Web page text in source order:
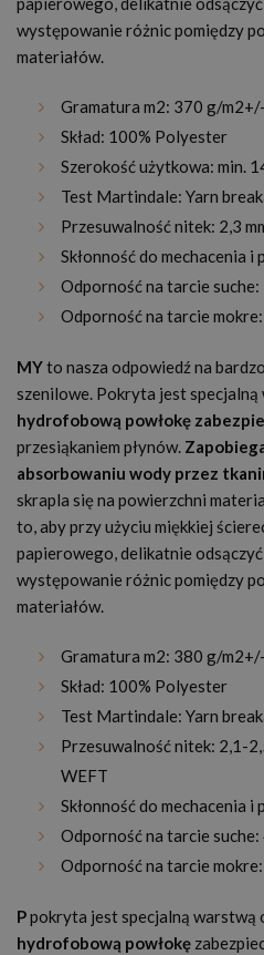
występowanie różnic pomiędzy
materiałów.
Gramatura m2: 370 g/m2
Skład: 100% Polyester
Szerokość użytkowa: min.
Test Martindale: Yarn
Przesuwalność nitek: 2,3
Skłonność do mechacenia i
Odporność na tarcie suche:
Odporność na tarcie
MYto nasza odpowiedź na
szenilowe. Pokryta jest
hydrofobową powłokę
przesiąkaniem płynów.
absorbowaniu wody przez
skrapla się na powierzchni
to, aby przy użyciu miękkiej
papierowego, delikatnie
występowanie różnic pomiędzy
materiałów.
Gramatura m2: 380 g/
Skład: 100% Polyester
Test Martindale: Yarn
Przesuwalność nitek: 2,1-
WEFT
Skłonność do mechacenia i
Odporność na tarcie suche:
Odporność na tarcie
Ppokryta jest specjalną warstwą
hydrofobową powłokę